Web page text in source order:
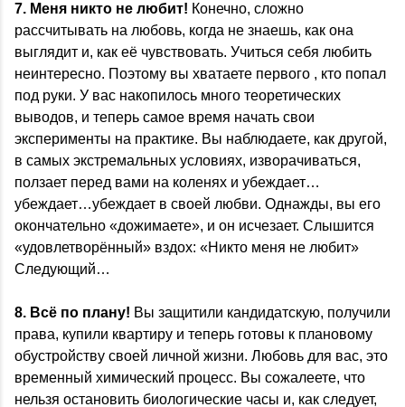
7. Меня никто не любит! Конечно, сложно
рассчитывать на любовь, когда не знаешь, как она
выглядит и, как её чувствовать. Учиться себя любить
неинтересно. Поэтому вы хватаете первого , кто попал
под руки. У вас накопилось много теоретических
выводов, и теперь самое время начать свои
эксперименты на практике. Вы наблюдаете, как другой,
в самых экстремальных условиях, изворачиваться,
ползает перед вами на коленях и убеждает…
убеждает…убеждает в своей любви. Однажды, вы его
окончательно «дожимаете», и он исчезает. Слышится
«удовлетворённый» вздох: «Никто меня не любит»
Следующий…
8. Всё по плану! Вы защитили кандидатскую, получили
права, купили квартиру и теперь готовы к плановому
обустройству своей личной жизни. Любовь для вас, это
временный химический процесс. Вы сожалеете, что
нельзя остановить биологические часы и, как следует,